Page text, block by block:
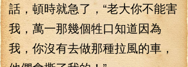
話，頓時就急了，“老大你不能害
我，萬一那幾個牲口知道因為
我，你沒有去做那種拉風的車，